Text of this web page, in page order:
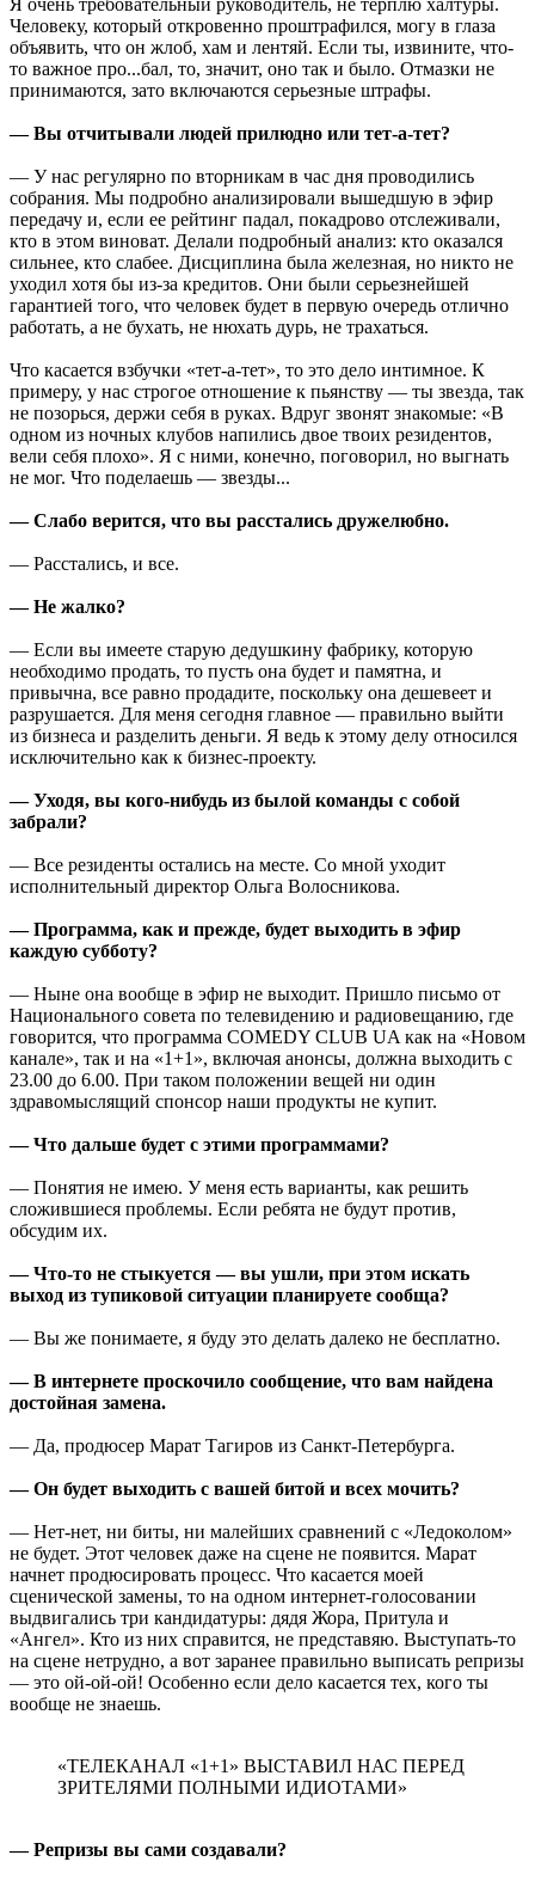
Человеку, который откровенно проштрафился, могу в глаза
объявить, что он жлоб, хам и лентяй. Если ты, извините, что-
то важное про...бал, то, значит, оно так и было. Отмазки не
принимаются, зато включаются серьезные штрафы.
— Вы отчитывали людей прилюдно или тет-а-тет?
— У нас регулярно по вторникам в час дня проводились
собрания. Мы подробно анализировали вышедшую в эфир
передачу и, если ее рейтинг падал, покадрово отслеживали,
кто в этом виноват. Делали подробный анализ: кто оказался
сильнее, кто слабее. Дисциплина была железная, но никто не
уходил хотя бы из-за кредитов. Они были серьезнейшей
гарантией того, что человек будет в первую очередь отлично
работать, а не бухать, не нюхать дурь, не трахаться.
Что касается взбучки «тет-а-тет», то это дело интимное. К
примеру, у нас строгое отношение к пьянству — ты звезда, так
не позорься, держи себя в руках. Вдруг звонят знакомые: «В
одном из ночных клубов напились двое твоих резидентов,
вели себя плохо». Я с ними, конечно, поговорил, но выгнать
не мог. Что поделаешь — звезды...
— Слабо верится, что вы расстались дружелюбно.
— Расстались, и все.
— Не жалко?
— Если вы имеете старую дедушкину фабрику, которую
необходимо продать, то пусть она будет и памятна, и
привычна, все равно продадите, поскольку она дешевеет и
разрушается. Для меня сегодня главное — правильно выйти
из бизнеса и разделить деньги. Я ведь к этому делу относился
исключительно как к бизнес-проекту.
— Уходя, вы кого-нибудь из былой команды с собой
забрали?
— Все резиденты остались на месте. Со мной уходит
исполнительный директор Ольга Волосникова.
— Программа, как и прежде, будет выходить в эфир
каждую субботу?
— Ныне она вообще в эфир не выходит. Пришло письмо от
Национального совета по телевидению и радиовещанию, где
говорится, что программа COMEDY CLUB UA как на «Новом
канале», так и на «1+1», включая анонсы, должна выходить с
23.00 до 6.00. При таком положении вещей ни один
здравомыслящий спонсор наши продукты не купит.
— Что дальше будет с этими программами?
— Понятия не имею. У меня есть варианты, как решить
сложившиеся проблемы. Если ребята не будут против,
обсудим их.
— Что-то не стыкуется — вы ушли, при этом искать
выход из тупиковой ситуации планируете сообща?
— Вы же понимаете, я буду это делать далеко не бесплатно.
— В интернете проскочило сообщение, что вам найдена
достойная замена.
— Да, продюсер Марат Тагиров из Санкт-Петербурга.
— Он будет выходить с вашей битой и всех мочить?
— Нет-нет, ни биты, ни малейших сравнений с «Ледоколом»
не будет. Этот человек даже на сцене не появится. Марат
начнет продюсировать процесс. Что касается моей
сценической замены, то на одном интернет-голосовании
выдвигались три кандидатуры: дядя Жора, Притула и
«Ангел». Кто из них справится, не представяю. Выступать-то
на сцене нетрудно, а вот заранее правильно выписать репризы
— это ой-ой-ой! Особенно если дело касается тех, кого ты
вообще не знаешь.
«ТЕЛЕКАНАЛ «1+1» ВЫСТАВИЛ НАС ПЕРЕД
ЗРИТЕЛЯМИ ПОЛНЫМИ ИДИОТАМИ»
— Репризы вы сами создавали?